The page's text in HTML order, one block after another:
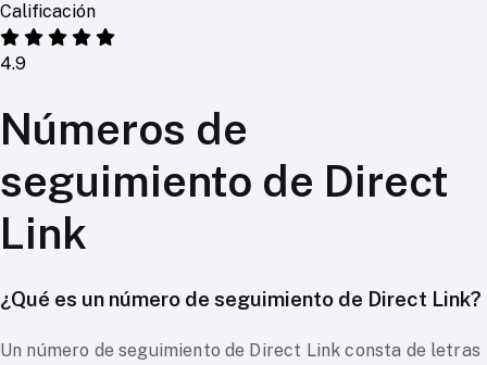
Calificación
4.9
Números de
seguimiento de Direct
Link
¿Qué es un número de seguimiento de Direct Link?
Un número de seguimiento de Direct Link consta de letras